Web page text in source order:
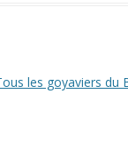
les goyaviers du